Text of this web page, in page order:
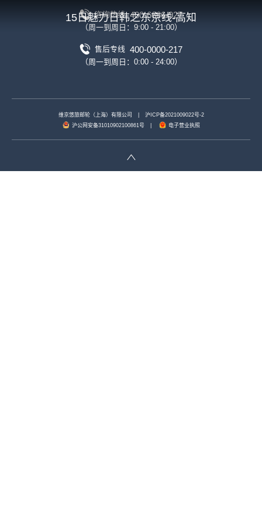
15日魅力日韩之东京线-高知
咨询热线 400-6666-927
（周一到周日：9:00 - 21:00）
售后专线 400-0000-217
（周一到周日：0:00 - 24:00）
维京悠旅邮轮（上海）有限公司
沪ICP备2021009022号-2
沪公网安备31010902100861号
电子营业执照